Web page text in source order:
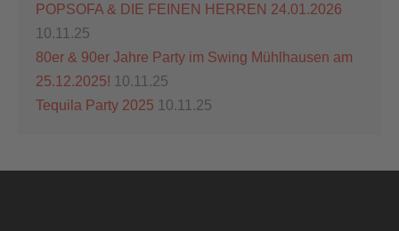
POPSOFA & DIE FEINEN HERREN 24.01.2026
10.11.25
80er & 90er Jahre Party im Swing Mühlhausen am
25.12.2025! 10.11.25
Tequila Party 2025 10.11.25